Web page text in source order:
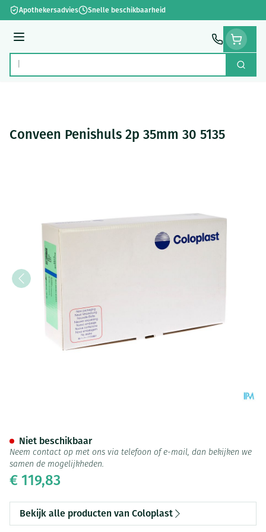
Ga naar de inhoud
Apothekersadvies Snelle beschikbaarheid
Menu
Product, merk, categorie... Zoek
Conveen Penishuls 2p 35mm 30 5135
€ 119,83
Niet beschikbaar
Neem contact op met ons via telefoon of e-mail, dan bekijken we
samen de mogelijkheden.
Bekijk alle producten van Coloplast